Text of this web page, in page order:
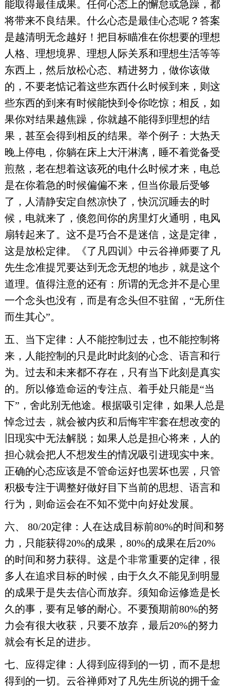
能取得最佳成果。任何心态上的懈怠或急躁，都
将带来不良结果。什么心态是最佳心态呢？答案
是越清明无念越好！把目标瞄准在你想要的理想
人格、理想境界、理想人际关系和理想生活等等
东西上，然后放松心态、精进努力，做你该做
的，不要老惦记着这些东西什么时候到来，则这
些东西的到来有时候能快到令你吃惊；相反，如
果你对结果越焦躁，你就越不能得到理想的结
果，甚至会得到相反的结果。举个例子：大热天
晚上停电，你躺在床上大汗淋漓，睡不着觉备受
煎熬，老在想着这该死的电什么时候才来，电总
是在你着急的时候偏偏不来，但当你最后受够
了，人清静安定自然凉快了，快沉沉睡去的时
候，电就来了，倏忽间你的房里灯火通明，电风
扇转起来了。这不是巧合不是迷信，这是定律，
这是放松定律。《了凡四训》中云谷禅师要了凡
先生念准提咒要达到无念无想的地步，就是这个
道理。值得注意的还有：所谓的无念并不是心里
一个念头也没有，而是有念头但不驻留，“无所住
而生其心”。
五、当下定律：人不能控制过去，也不能控制将
来，人能控制的只是此时此刻的心念、语言和行
为。过去和未来都不存在，只有当下此刻是真实
的。所以修造命运的专注点、着手处只能是“当
下”，舍此别无他途。根据吸引定律，如果人总是
悼念过去，就会被内疚和后悔牢牢套在想改变的
旧现实中无法解脱；如果人总是担心将来，人的
担心就会把人不想发生的情况吸引进现实中来。
正确的心态应该是不管命运好也罢坏也罢，只管
积极专注于调整好做好目下当前的思想、语言和
行为，则命运会在不知不觉中向好处发展。
六、 80/20定律：人在达成目标前80%的时间和努
力，只能获得20%的成果，80%的成果在后20%
的时间和努力获得。这是个非常重要的定律，很
多人在追求目标的时候，由于久久不能见到明显
的成果于是失去信心而放弃。须知命运修造是长
久的事，要有足够的耐心。不要预期前80%的努
力会有很大收获，只要不放弃，最后20%的努力
就会有长足的进步。
七、应得定律：人得到应得到的一切，而不是想
得到的一切。云谷禅师对了凡先生所说的拥千金